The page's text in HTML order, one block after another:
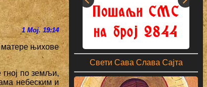
1 Мој. 19:14
матере њихове
гној по земљи,
небеским и
Свети Сава Слава Сајта